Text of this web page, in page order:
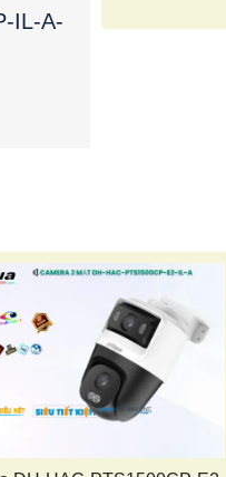
IL-A-